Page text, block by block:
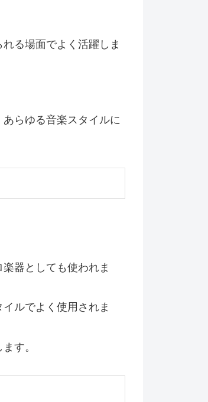
る場面でよく活躍しま
らゆる音楽スタイルに
器としても使われま
ルでよく使用されま
す。